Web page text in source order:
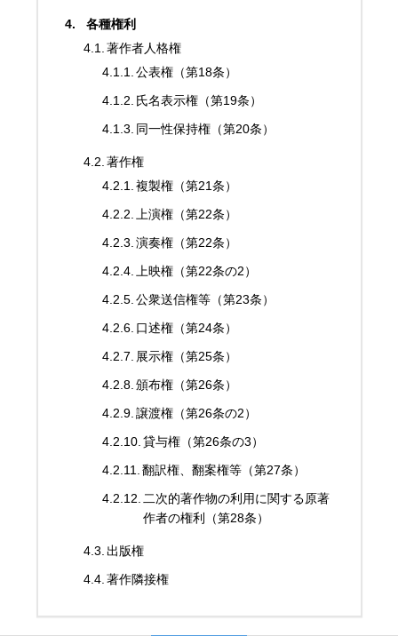
各種権利
著作者人格権
公表権（第18条）
氏名表示権（第19条）
同一性保持権（第20条）
著作権
複製権（第21条）
上演権（第22条）
演奏権（第22条）
上映権（第22条の2）
公衆送信権等（第23条）
口述権（第24条）
展示権（第25条）
頒布権（第26条）
譲渡権（第26条の2）
貸与権（第26条の3）
翻訳権、翻案権等（第27条）
二次的著作物の利用に関する原著
作者の権利（第28条）
出版権
著作隣接権